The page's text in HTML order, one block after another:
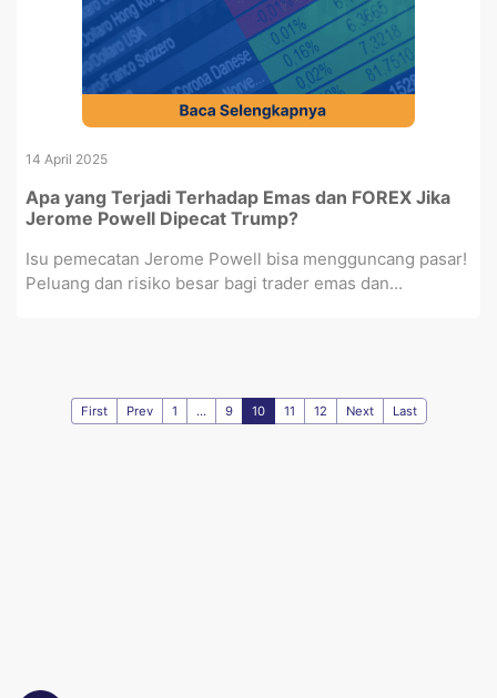
14 April 2025
Apa yang Terjadi Terhadap Emas dan FOREX Jika
Jerome Powell Dipecat Trump?
Isu pemecatan Jerome Powell bisa mengguncang pasar!
Peluang dan risiko besar bagi trader emas dan...
First Prev 1 ... 9 10 11 12 Next Last